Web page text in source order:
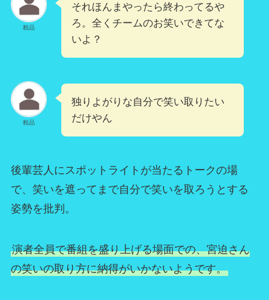
粗品
それほんまやったら終わってるや
ろ。全くチームのお笑いできてな
いよ？
粗品
独りよがりな自分で笑い取りたい
だけやん
後輩芸人にスポットライトが当たるトークの場
で、笑いを遮ってまで自分で笑いを取ろうとする
姿勢を批判。
演者全員で番組を盛り上げる場面での、宮迫さん
の笑いの取り方に納得がいかないようです。